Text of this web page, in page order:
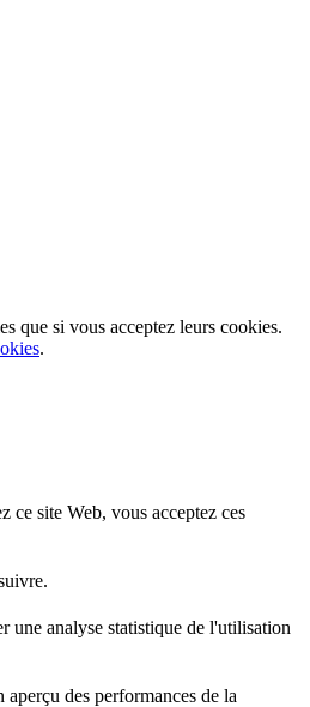
que si vous acceptez leurs cookies.
.
ce site Web, vous acceptez ces
une analyse statistique de l'utilisation
des performances de la